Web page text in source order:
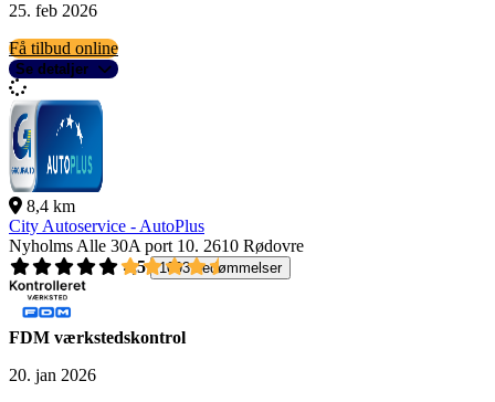
25. feb 2026
Få tilbud online
Se detaljer
8,4 km
City Autoservice - AutoPlus
Nyholms Alle 30A port 10. 2610 Rødovre
4,5
1093 bedømmelser
FDM værkstedskontrol
20. jan 2026